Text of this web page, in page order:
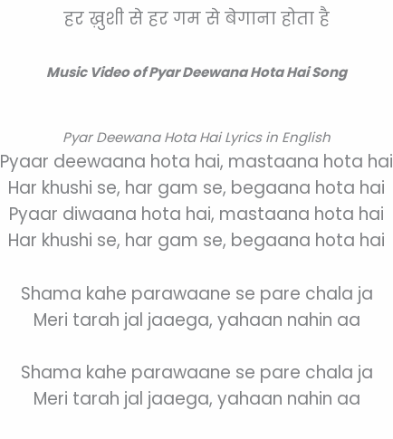
हर ख़ुशी से हर गम से बेगाना होता है
Music Video of Pyar Deewana Hota Hai Song
Pyar Deewana Hota Hai Lyrics in English
Pyaar deewaana hota hai, mastaana hota hai
Har khushi se, har gam se, begaana hota hai
Pyaar diwaana hota hai, mastaana hota hai
Har khushi se, har gam se, begaana hota hai
Shama kahe parawaane se pare chala ja
Meri tarah jal jaaega, yahaan nahin aa
Shama kahe parawaane se pare chala ja
Meri tarah jal jaaega, yahaan nahin aa